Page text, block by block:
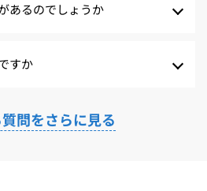
あるのでしょうか
すか
問をさらに見る